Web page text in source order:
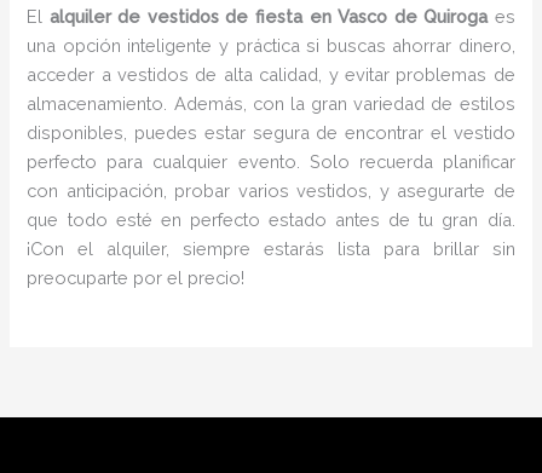
El alquiler de vestidos de fiesta en Vasco de Quirogaes
una opción inteligente y práctica si buscas ahorrar dinero,
acceder a vestidos de alta calidad, y evitar problemas de
almacenamiento. Además, con la gran variedad de estilos
disponibles, puedes estar segura de encontrar el vestido
perfecto para cualquier evento. Solo recuerda planificar
con anticipación, probar varios vestidos, y asegurarte de
que todo esté en perfecto estado antes de tu gran día.
¡Con el alquiler, siempre estarás lista para brillar sin
preocuparte por el precio!